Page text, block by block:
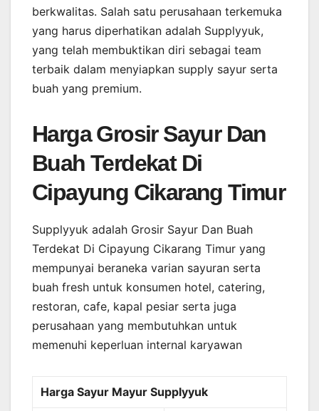
berkwalitas. Salah satu perusahaan terkemuka
yang harus diperhatikan adalah Supplyyuk,
yang telah membuktikan diri sebagai team
terbaik dalam menyiapkan supply sayur serta
buah yang premium.
Harga Grosir Sayur Dan
Buah Terdekat Di
Cipayung Cikarang Timur
Supplyyuk adalah Grosir Sayur Dan Buah
Terdekat Di Cipayung Cikarang Timur yang
mempunyai beraneka varian sayuran serta
buah fresh untuk konsumen hotel, catering,
restoran, cafe, kapal pesiar serta juga
perusahaan yang membutuhkan untuk
memenuhi keperluan internal karyawan
Harga Sayur Mayur Supplyyuk